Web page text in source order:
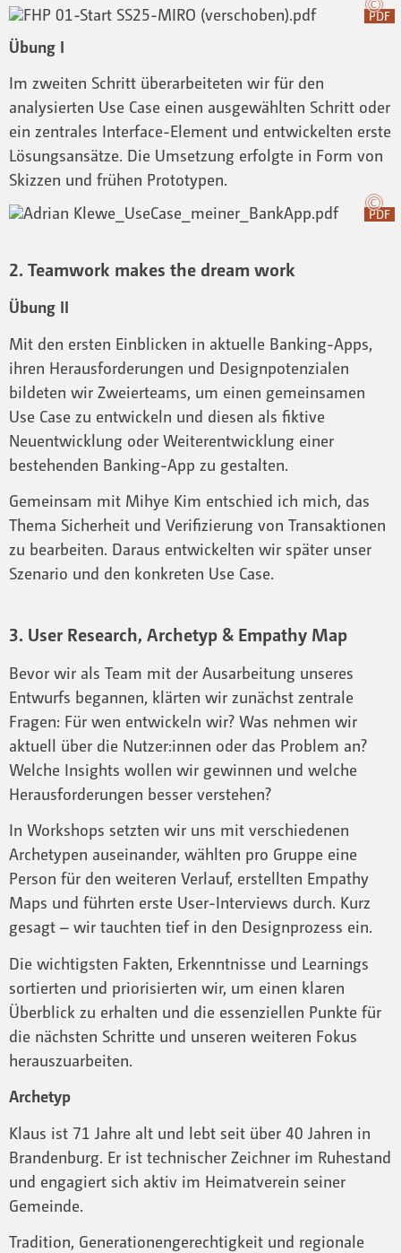
PDF
Übung I
Im zweiten Schritt überarbeiteten wir für den
analysierten Use Case einen ausgewählten Schritt oder
ein zentrales Interface-Element und entwickelten erste
Lösungsansätze. Die Umsetzung erfolgte in Form von
Skizzen und frühen Prototypen.
PDF
2. Teamwork makes the dream work
Übung II
Mit den ersten Einblicken in aktuelle Banking-Apps,
ihren Herausforderungen und Designpotenzialen
bildeten wir Zweierteams, um einen gemeinsamen
Use Case zu entwickeln und diesen als fiktive
Neuentwicklung oder Weiterentwicklung einer
bestehenden Banking-App zu gestalten.
Gemeinsam mit Mihye Kim entschied ich mich, das
Thema Sicherheit und Verifizierung von Transaktionen
zu bearbeiten. Daraus entwickelten wir später unser
Szenario und den konkreten Use Case.
3. User Research, Archetyp & Empathy Map
Bevor wir als Team mit der Ausarbeitung unseres
Entwurfs begannen, klärten wir zunächst zentrale
Fragen: Für wen entwickeln wir? Was nehmen wir
aktuell über die Nutzer:innen oder das Problem an?
Welche Insights wollen wir gewinnen und welche
Herausforderungen besser verstehen?
In Workshops setzten wir uns mit verschiedenen
Archetypen auseinander, wählten pro Gruppe eine
Person für den weiteren Verlauf, erstellten Empathy
Maps und führten erste User-Interviews durch. Kurz
gesagt – wir tauchten tief in den Designprozess ein.
Die wichtigsten Fakten, Erkenntnisse und Learnings
sortierten und priorisierten wir, um einen klaren
Überblick zu erhalten und die essenziellen Punkte für
die nächsten Schritte und unseren weiteren Fokus
herauszuarbeiten.
Archetyp
Klaus ist 71 Jahre alt und lebt seit über 40 Jahren in
Brandenburg. Er ist technischer Zeichner im Ruhestand
und engagiert sich aktiv im Heimatverein seiner
Gemeinde.
Tradition, Generationengerechtigkeit und regionale